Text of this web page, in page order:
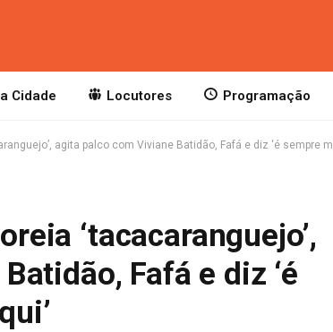
Cidade Locutores Programação
agita palco com Viviane Batidão, Fafá e diz ‘é sempre
‘tacacaranguejo’,
Fafá e diz ‘é